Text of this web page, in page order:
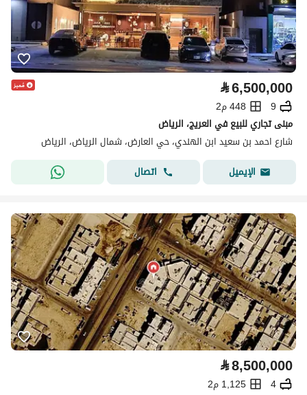
⃁6,500,000
9
448 م2
مبنى تجاري للبيع في العريج، الرياض
شارع احمد بن سعيد ابن الهندي، حي العارض، شمال الرياض، الرياض
الإيميل
اتصال
⃁8,500,000
4
1,125 م2